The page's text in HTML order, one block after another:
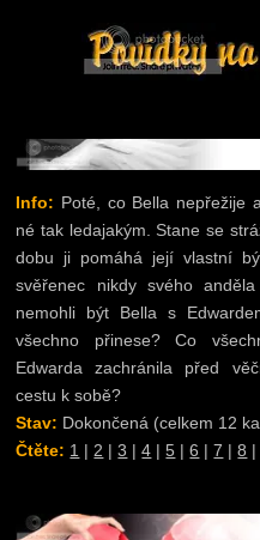
sama se tomu divím :)
náladě dopomohou alespoŇ
27.12.2009:Konečně!!!
společné dílny s
Lareth -
8.11.2009: Třináctá část
Scrivere).
30.10.2009: Jedenáctá a
chystám BONUS část :) Nic
11.10.2009:
Další kapitoly
OurStories, prosím, byla bych
4.10.2009:Přidány odkazy
Radiace
30.9.2009:Čtvrtá kapitola u
nemilovat. Spoluatorkou je
Info: Poté, co Bella nepřežije
né tak ledajakým. Stane se
dobu ji pomáhá její vlastní
svěřenec nikdy svého
nemohli být Bella s
všechno přinese? Co
Edwarda zachránila před
cestu k sobě?
Stav: Dokončená (celkem 12
Čtěte: 1 | 2 |3 |4 |5 |6 |7 |8